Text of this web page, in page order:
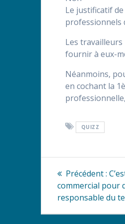
Le justificatif
professionnels
Les travailleurs
fournir à eux-
Néanmoins,
en cochant la
QUIZZ
de
l’article
Précédent :
:
commercial pour
responsable du